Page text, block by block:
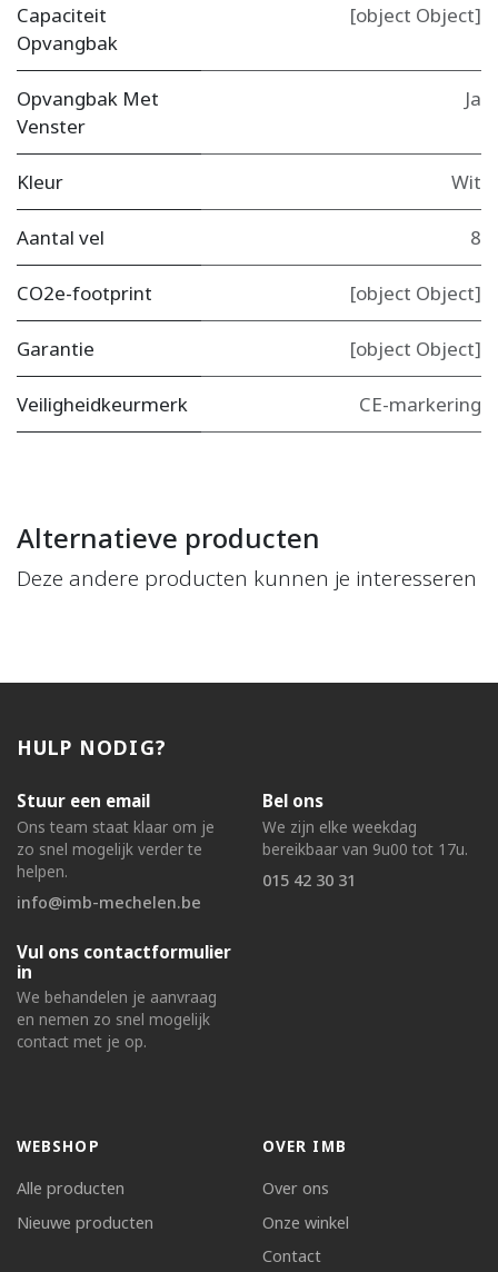
Capaciteit
Opvangbak
[object Object]
Opvangbak Met
Venster
Ja
Kleur Wit
Aantal vel 8
CO2e-footprint [object Object]
Garantie [object Object]
Veiligheidkeurmerk CE-markering
Alternatieve producten
Deze andere producten kunnen je interesseren
HULP NODIG?
Stuur een email
Ons team staat klaar om je
zo snel mogelijk verder te
helpen.
info@imb-mechelen.be
Bel ons
We zijn elke weekdag
bereikbaar van 9u00 tot 17u.
015 42 30 31
Vul ons contactformulier
in
We behandelen je aanvraag
en nemen zo snel mogelijk
contact met je op.
WEBSHOP
Alle producten
Nieuwe producten
OVER IMB
Over ons
Onze winkel
Contact